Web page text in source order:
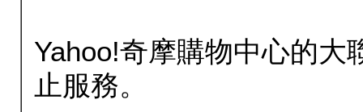
Yahoo!奇摩購物中心的大
止服務。